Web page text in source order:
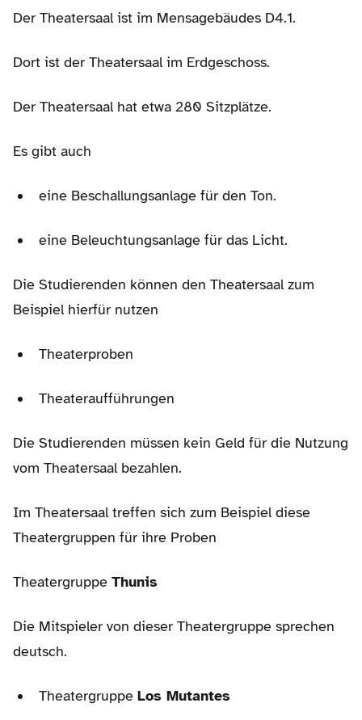
Der Theatersaal ist im Mensagebäudes D4.1.
Dort ist der Theatersaal im Erdgeschoss.
Der Theatersaal hat etwa 280 Sitzplätze.
Es gibt auch
eine Beschallungsanlage für den Ton.
eine Beleuchtungsanlage für das Licht.
Die Studierenden können den Theatersaal zum
Beispiel hierfür nutzen
Theaterproben
Theateraufführungen
Die Studierenden müssen kein Geld für die Nutzung
vom Theatersaal bezahlen.
Im Theatersaal treffen sich zum Beispiel diese
Theatergruppen für ihre Proben
Theatergruppe Thunis
Die Mitspieler von dieser Theatergruppe sprechen
deutsch.
Theatergruppe Los Mutantes